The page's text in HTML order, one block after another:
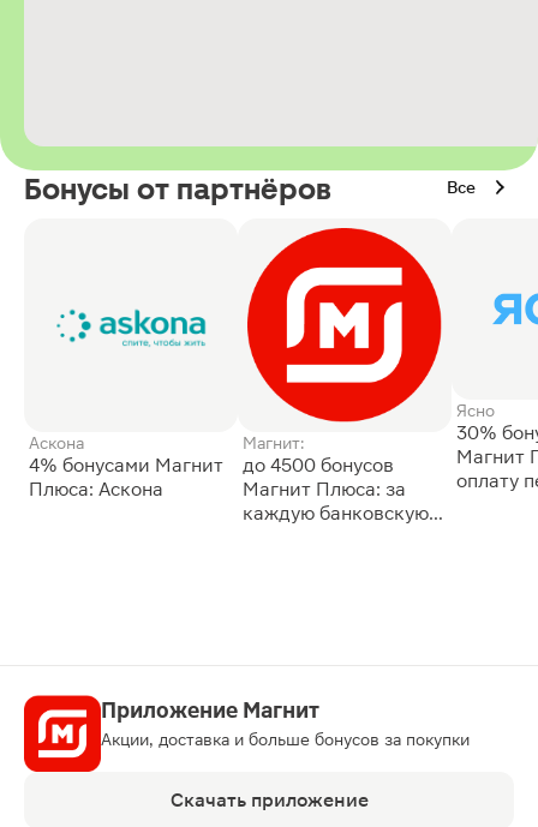
Бонусы от партнёров Все
Аскона
4% бонусами Магнит
Плюса: Аскона
Магнит:
до 4500 бонусов
Магнит Плюса: за
каждую банковскую
Ясно
30%
Магнит
оплату
Приложение Магнит
Акции, доставка и больше бонусов за покупки
Скачать приложение